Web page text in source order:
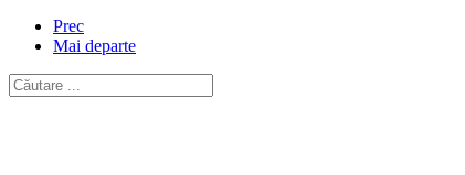
Prec
Mai departe